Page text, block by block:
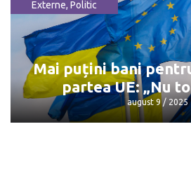
Întâlnirea Trump -
va avea
august 9 / 2025
Externe, Politic
Mai puțini bani
partea UE: „Nu
august 9 / 2025